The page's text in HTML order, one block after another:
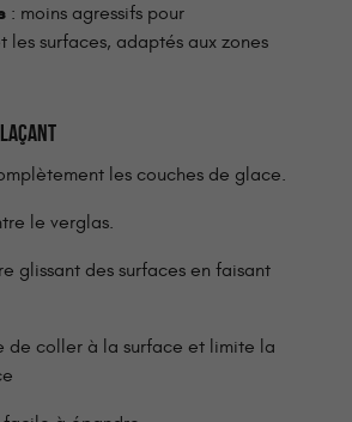
: moins agressifs pour
les surfaces, adaptés aux zones
les couches de glace.
le verglas.
glissant des surfaces en faisant
de coller à la surface et limite la